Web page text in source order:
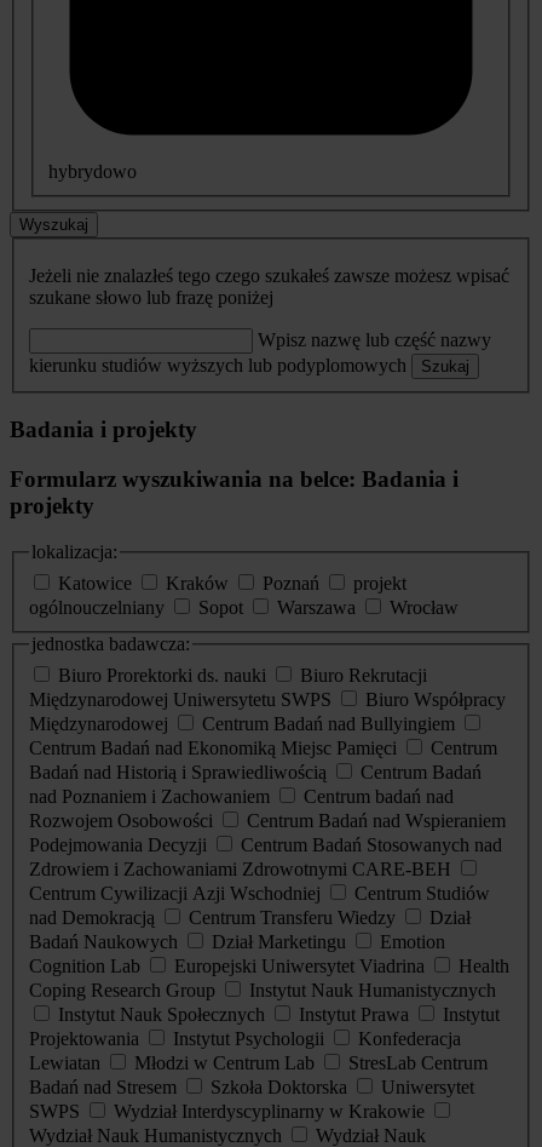
hybrydowo
Wyszukaj
Jeżeli nie znalazłeś tego czego szukałeś zawsze możesz wpisać
szukane słowo lub frazę poniżej
Wpisz nazwę lub część nazwy
kierunku studiów wyższych lub podyplomowych
Szukaj
Badania i projekty
Formularz wyszukiwania na belce: Badania i
projekty
lokalizacja:
Katowice
Kraków Poznań
projekt
ogólnouczelniany
Sopot Warszawa
Wrocław
jednostka badawcza:
Biuro Prorektorki ds. nauki
Biuro Rekrutacji
Międzynarodowej Uniwersytetu SWPS
Biuro Współpracy
Międzynarodowej
Centrum Badań nad Bullyingiem
Centrum Badań nad Ekonomiką Miejsc Pamięci
Centrum
Badań nad Historią i Sprawiedliwością
Centrum Badań
nad Poznaniem i Zachowaniem
Centrum badań nad
Rozwojem Osobowości
Centrum Badań nad Wspieraniem
Podejmowania Decyzji
Centrum Badań Stosowanych nad
Zdrowiem i Zachowaniami Zdrowotnymi CARE-BEH
Centrum Cywilizacji Azji Wschodniej
Centrum Studiów
nad Demokracją
Centrum Transferu Wiedzy
Dział
Badań Naukowych
Dział Marketingu
Emotion
Cognition Lab
Europejski Uniwersytet Viadrina
Health
Coping Research Group
Instytut Nauk Humanistycznych
Instytut Nauk Społecznych
Instytut Prawa
Instytut
Projektowania
Instytut Psychologii
Konfederacja
Lewiatan
Młodzi w Centrum Lab
StresLab Centrum
Badań nad Stresem
Szkoła Doktorska
Uniwersytet
SWPS
Wydział Interdyscyplinarny w Krakowie
Wydział Nauk Humanistycznych
Wydział Nauk